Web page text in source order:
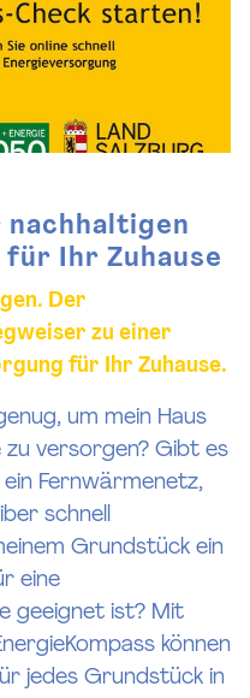
Ihr Zuhause
Der
zu einer
für Ihr Zuhause.
um mein Haus
versorgen? Gibt es
ein Fernwärmenetz,
schnell
Grundstück ein
eine
geeignet ist? Mit
können
jedes Grundstück in